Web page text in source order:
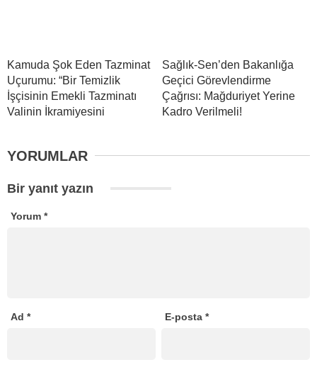
Kamuda Şok Eden Tazminat
Uçurumu: “Bir Temizlik
İşçisinin Emekli Tazminatı
Valinin İkramiyesini
Sağlık-Sen’den Bakanlığa
Geçici Görevlendirme
Çağrısı: Mağduriyet Yerine
Kadro Verilmeli!
YORUMLAR
Bir yanıt yazın
Yorum *
Ad * E-posta*